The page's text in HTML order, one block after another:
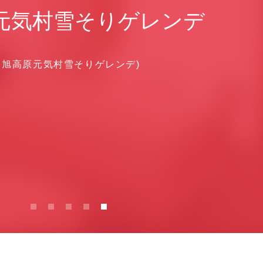
気村雪そりゲレンデ
旭高原元気村雪そりゲレンデ)